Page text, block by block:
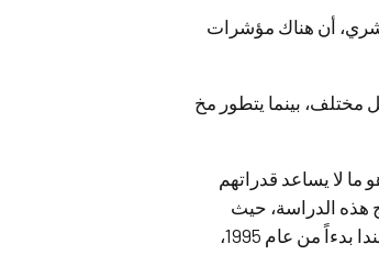
أن هناك مؤشرات
مختلف، بينما يتطور مخ
ما لا يساعد قدراتهم
هذه الدراسة، حيث
يشير التقرير إلي أن عدد الفتيات اللاتي حصلن علي شهادة الثانوية في هولندا بدءاً من عام 1995،